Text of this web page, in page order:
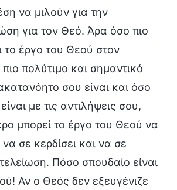
να μιλούν για την
για τον Θεό. Άρα όσο πιο
το έργο του Θεού στον
πολύτιμο και σημαντικό
σου είναι και όσο
με τις αντιλήψεις σου,
μπορεί το έργο του Θεού να
σε κερδίσει και να σε
Πόσο σπουδαίο είναι
Αν ο Θεός δεν εξευγένιζε